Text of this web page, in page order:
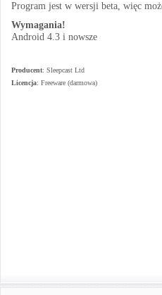
Program jest w wersji beta, więc
Wymagania!
Android 4.3 i nowsze
Producent: Sleepcast Ltd
Licencja: Freeware (darmowa)